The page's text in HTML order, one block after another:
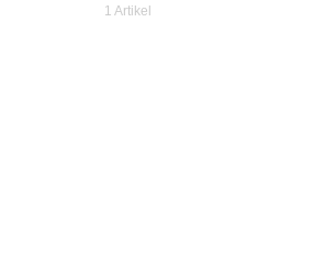
1 Artikel